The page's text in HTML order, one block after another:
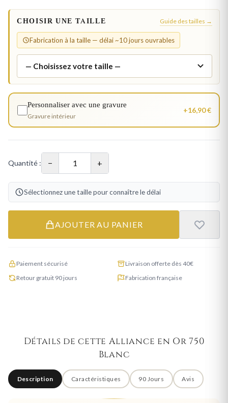
CHOISIR UNE TAILLE Guide des tailles →
Fabrication à la taille — délai ~10 jours ouvrables
Personnaliser avec une gravure
Gravure intérieur
+16,90 €
Quantité : − +
Sélectionnez une taille pour connaître le délai
AJOUTER AU PANIER
Paiement sécurisé
Livraison offerte dès 40€
Retour gratuit 90 jours
Fabrication française
Détails de cette Alliance en Or 750
Blanc
Description Caractéristiques 90 Jours Avis